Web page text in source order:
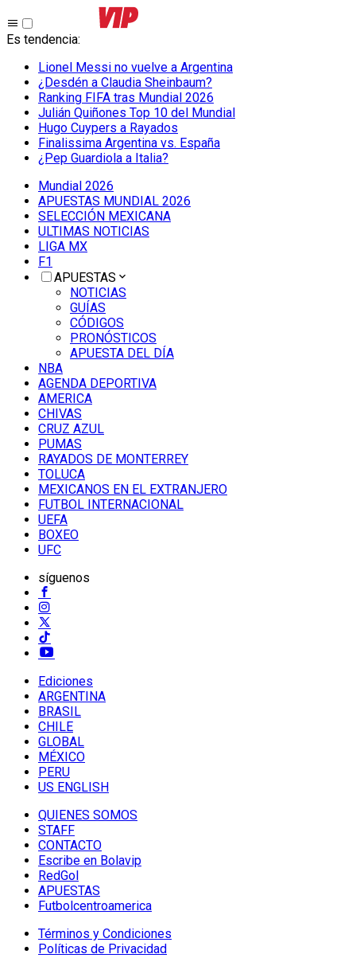
Es tendencia:
Lionel Messi no vuelve a Argentina
¿Desdén a Claudia Sheinbaum?
Ranking FIFA tras Mundial 2026
Julián Quiñones Top 10 del Mundial
Hugo Cuypers a Rayados
Finalissima Argentina vs. España
¿Pep Guardiola a Italia?
Mundial 2026
APUESTAS MUNDIAL 2026
SELECCIÓN MEXICANA
ULTIMAS NOTICIAS
LIGA MX
F1
APUESTAS
NOTICIAS
GUÍAS
CÓDIGOS
PRONÓSTICOS
APUESTA DEL DÍA
NBA
AGENDA DEPORTIVA
AMERICA
CHIVAS
CRUZ AZUL
PUMAS
RAYADOS DE MONTERREY
TOLUCA
MEXICANOS EN EL EXTRANJERO
FUTBOL INTERNACIONAL
UEFA
BOXEO
UFC
síguenos
Ediciones
ARGENTINA
BRASIL
CHILE
GLOBAL
MÉXICO
PERU
US ENGLISH
QUIENES SOMOS
STAFF
CONTACTO
Escribe en Bolavip
RedGol
APUESTAS
Futbolcentroamerica
Términos y Condiciones
Políticas de Privacidad